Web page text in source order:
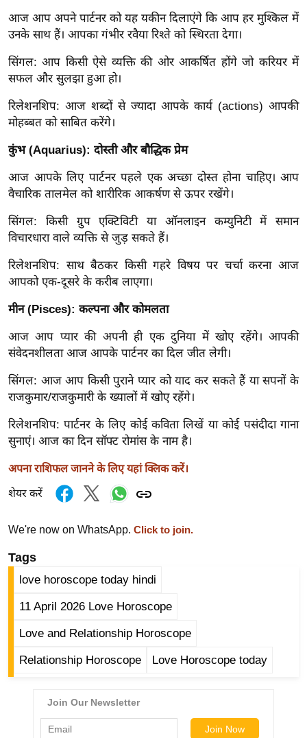
/
फै
न
घ
रे
लू
स्खे
प
र्य
ट
न
ल
फि
ट
स
मं
त्रा
रि
ले
श
शि
प
ज
ति
वि
श्ले
ण
स
आज आप अपने पार्टनर को यह यकीन दिलाएंगे कि आप हर मुश्किल में
उनके साथ हैं। आपका गंभीर रवैया रिश्ते को स्थिरता देगा।
सिंगल: आप किसी ऐसे व्यक्ति की ओर आकर्षित होंगे जो करियर में
सफल और सुलझा हुआ हो।
रिलेशनशिप: आज शब्दों से ज्यादा आपके कार्य (actions) आपकी
मोहब्बत को साबित करेंगे।
कुंभ (Aquarius): दोस्ती और बौद्धिक प्रेम
आज आपके लिए पार्टनर पहले एक अच्छा दोस्त होना चाहिए। आप
वैचारिक तालमेल को शारीरिक आकर्षण से ऊपर रखेंगे।
सिंगल: किसी ग्रुप एक्टिविटी या ऑनलाइन कम्युनिटी में समान
विचारधारा वाले व्यक्ति से जुड़ सकते हैं।
रिलेशनशिप: साथ बैठकर किसी गहरे विषय पर चर्चा करना आज
आपको एक-दूसरे के करीब लाएगा।
मीन (Pisces): कल्पना और कोमलता
आज आप प्यार की अपनी ही एक दुनिया में खोए रहेंगे। आपकी
संवेदनशीलता आज आपके पार्टनर का दिल जीत लेगी।
सिंगल: आज आप किसी पुराने प्यार को याद कर सकते हैं या सपनों के
राजकुमार/राजकुमारी के ख्यालों में खोए रहेंगे।
रिलेशनशिप: पार्टनर के लिए कोई कविता लिखें या कोई पसंदीदा गाना
सुनाएं। आज का दिन सॉफ्ट रोमांस के नाम है।
अपना राशिफल जानने के लिए यहां क्लिक करें।
शेयर करें
We're now on WhatsApp. Click to join.
Tags
love horoscope today hindi
11 April 2026 Love Horoscope
Love and Relationship Horoscope
Relationship Horoscope Love Horoscope today